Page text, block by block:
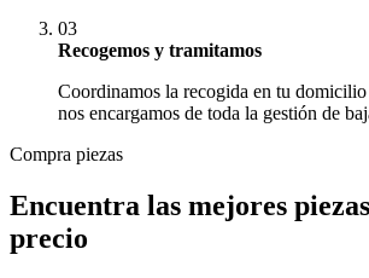
03
Recogemos y tramitamos
Coordinamos la recogida en tu
nos encargamos de toda la gestión de
Compra piezas
Encuentra las mejores
precio